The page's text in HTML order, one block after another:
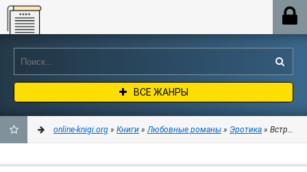
Online-knigi.org
ВСЕ ЖАНРЫ
online-knigi.org » Книги »Любовные романы » Эротика »